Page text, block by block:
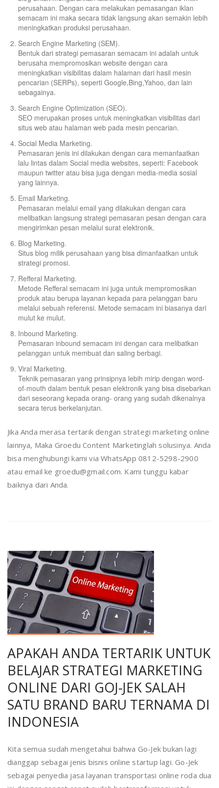
perusahaan. Dengan cara melakukan pemasangan iklan
semacam ini maka secara tidak langsung akan semakin lebih
meningkatkan produksi perusahaan.
Search Engine Marketing (SEM).
Bentuk dari strategi pemasaran semacam ini adalah untuk
berusaha mempromosikan website dengan cara
meningkatkan visibilitas dalam halaman dari hasil mesin
pencarian (SERPs), seperti Google,Bing,Yahoo, dan lain
sebagainya.
Search Engine Optimization (SEO).
SEO merupakan proses untuk meningkatkan visibilitas dari
situs web atau halaman web pada mesin pencarian.
Social Media Marketing.
Pemasaran jenis ini dilakukan dengan cara memanfaatkan
lalu lintas dalam Social media websites, seperti: Facebook
maupun twitter atau bisa juga dengan media-media sosial
yang lainnya.
Email Marketing.
Pemasaran melalui email yang dilakukan dengan cara
melibatkan langsung strategi pemasaran pesan dengan cara
mengirimkan pesan melalui surat elektronik.
Blog Marketing.
Situs blog milik perusahaan yang bisa dimanfaatkan untuk
strategi promosi.
Refferal Marketing.
Metode Refferal semacam ini juga untuk mempromosikan
produk atau berupa layanan kepada para pelanggan baru
melalui sebuah referensi. Metode semacam ini biasanya dari
mulut ke mulut.
Inbound Marketing.
Pemasaran inbound semacam ini dengan cara melibatkan
pelanggan untuk membuat dan saling berbagi.
Viral Marketing.
Teknik pemasaran yang prinsipnya lebih mirip dengan word-
of-mouth dalam bentuk pesan elektronik yang bisa disebarkan
dari seseorang kepada orang- orang yang sudah dikenalnya
secara terus berkelanjutan.
Jika Anda merasa tertarik dengan strategi marketing online
lainnya, Maka Groedu Content Marketinglah solusinya. Anda
bisa menghubungi kami via WhatsApp 0812-5298-2900
atau email ke groedu@gmail.com. Kami tunggu kabar
baiknya dari Anda.
APAKAH ANDA TERTARIK UNTUK
BELAJAR STRATEGI MARKETING
ONLINE DARI GOJ-JEK SALAH
SATU BRAND BARU TERNAMA DI
INDONESIA
Kita semua sudah mengetahui bahwa Go-Jek bukan lagi
dianggap sebagai jenis bisnis online startup lagi. Go-Jek
sebagai penyedia jasa layanan transportasi online roda dua